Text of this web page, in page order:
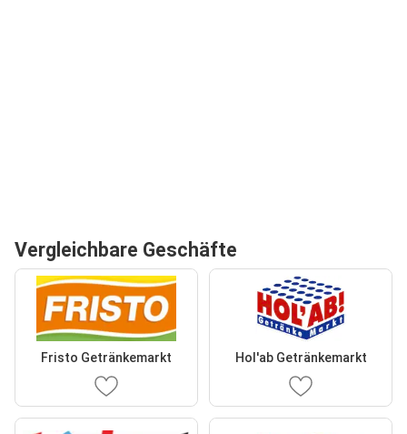
Vergleichbare Geschäfte
Fristo Getränkemarkt Hol'ab Getränkemarkt